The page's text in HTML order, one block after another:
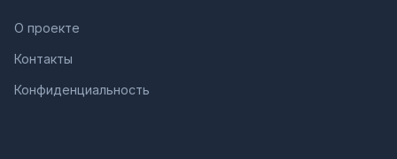
О проекте
Контакты
Конфиденциальность